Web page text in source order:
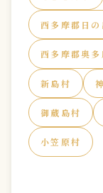
西多摩郡日の
西多摩郡奥多
新島村
御蔵島村
小笠原村